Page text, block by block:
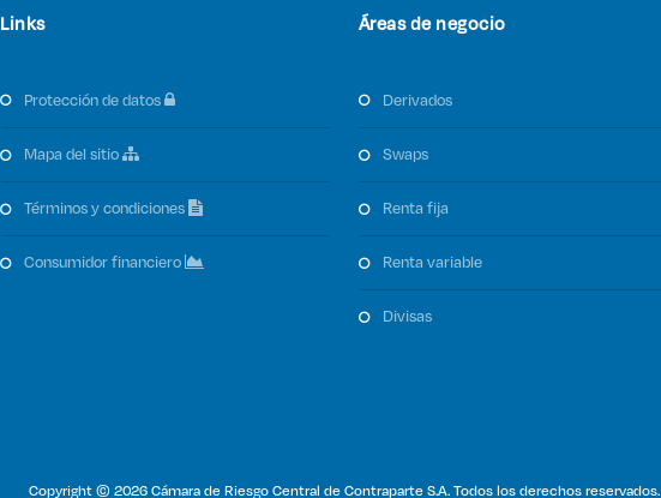
Links
protección de datos
mapa del sitio
términos y condiciones
consumidor financiero
Áreas de negocio
derivados
swaps
renta fija
renta variable
divisas
Copyright © 2026 Cámara de Riesgo Central de Contraparte S.A. Todos los derechos reservados.